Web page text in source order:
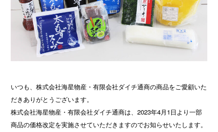
いつも、株式会社海星物産・有限会社ダイチ通商の商品をご愛顧いた
だきありがとうございます。
株式会社海星物産・有限会社ダイチ通商は、2023年4月1日より一部
商品の価格改定を実施させていただきますのでお知らせいたします。